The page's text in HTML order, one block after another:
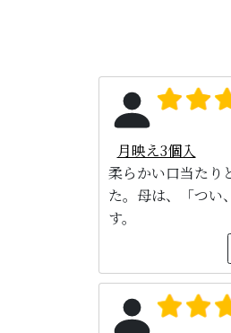
月映え3個入
柔らかい口当たり
た。母は、「つい
す。